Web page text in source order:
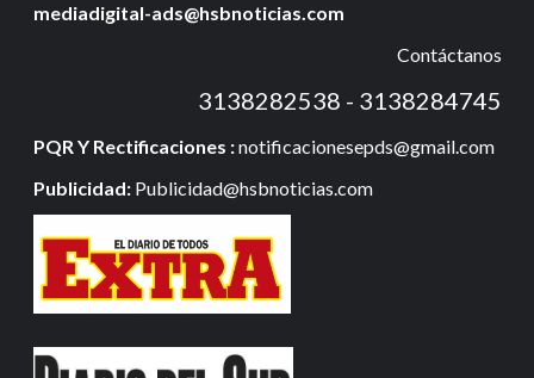
mediadigital-ads@hsbnoticias.com
Contáctanos
3138282538 - 3138284745
PQR Y Rectificaciones :notificacionesepds@gmail.com
Publicidad: Publicidad@hsbnoticias.com